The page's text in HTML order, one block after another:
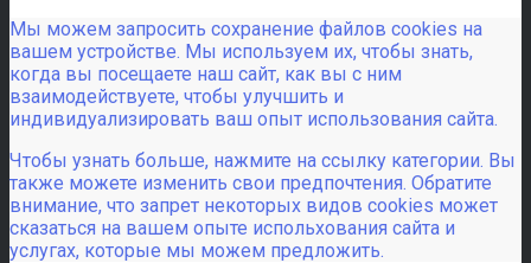
Мы можем запросить сохранение файлов cookies на
вашем устройстве. Мы используем их, чтобы знать,
когда вы посещаете наш сайт, как вы с ним
взаимодействуете, чтобы улучшить и
индивидуализировать ваш опыт использования сайта.
Чтобы узнать больше, нажмите на ссылку категории. Вы
также можете изменить свои предпочтения. Обратите
внимание, что запрет некоторых видов cookies может
сказаться на вашем опыте испольхования сайта и
услугах, которые мы можем предложить.